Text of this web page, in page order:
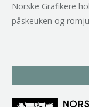
Norske Grafikere
påskeuken og